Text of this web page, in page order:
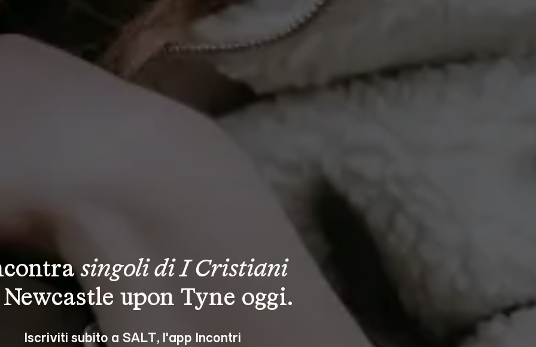
singoli di I Cristiani
upon Tyne oggi.
Iscriviti subito a SALT, l'app Incontri